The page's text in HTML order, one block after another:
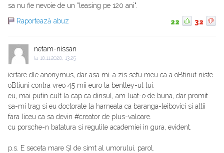
sa nu fie nevoie de un "leasing pe 120 ani".
Raportează abuz
22 32
netam-nissan
la 10.11.2020, 13:25
iertare dle anonymus, dar asa mi-a zis sefu meu ca a oBtinut niste
oBtiuni contra vreo 45 mii euro la bentley-ul lui.
eu, mai putin cult la cap ca dinsul, am luat-o de buna, dar promit
sa-mi trag si eu doctorate la harneala ca baranga-leibovici si altii
fara liceu ca sa devin #creator de plus-valoare.
cu porsche-n batatura si regulile academiei in gura, evident.
p.s. E seceta mare ȘI de simt al umorului, parol.